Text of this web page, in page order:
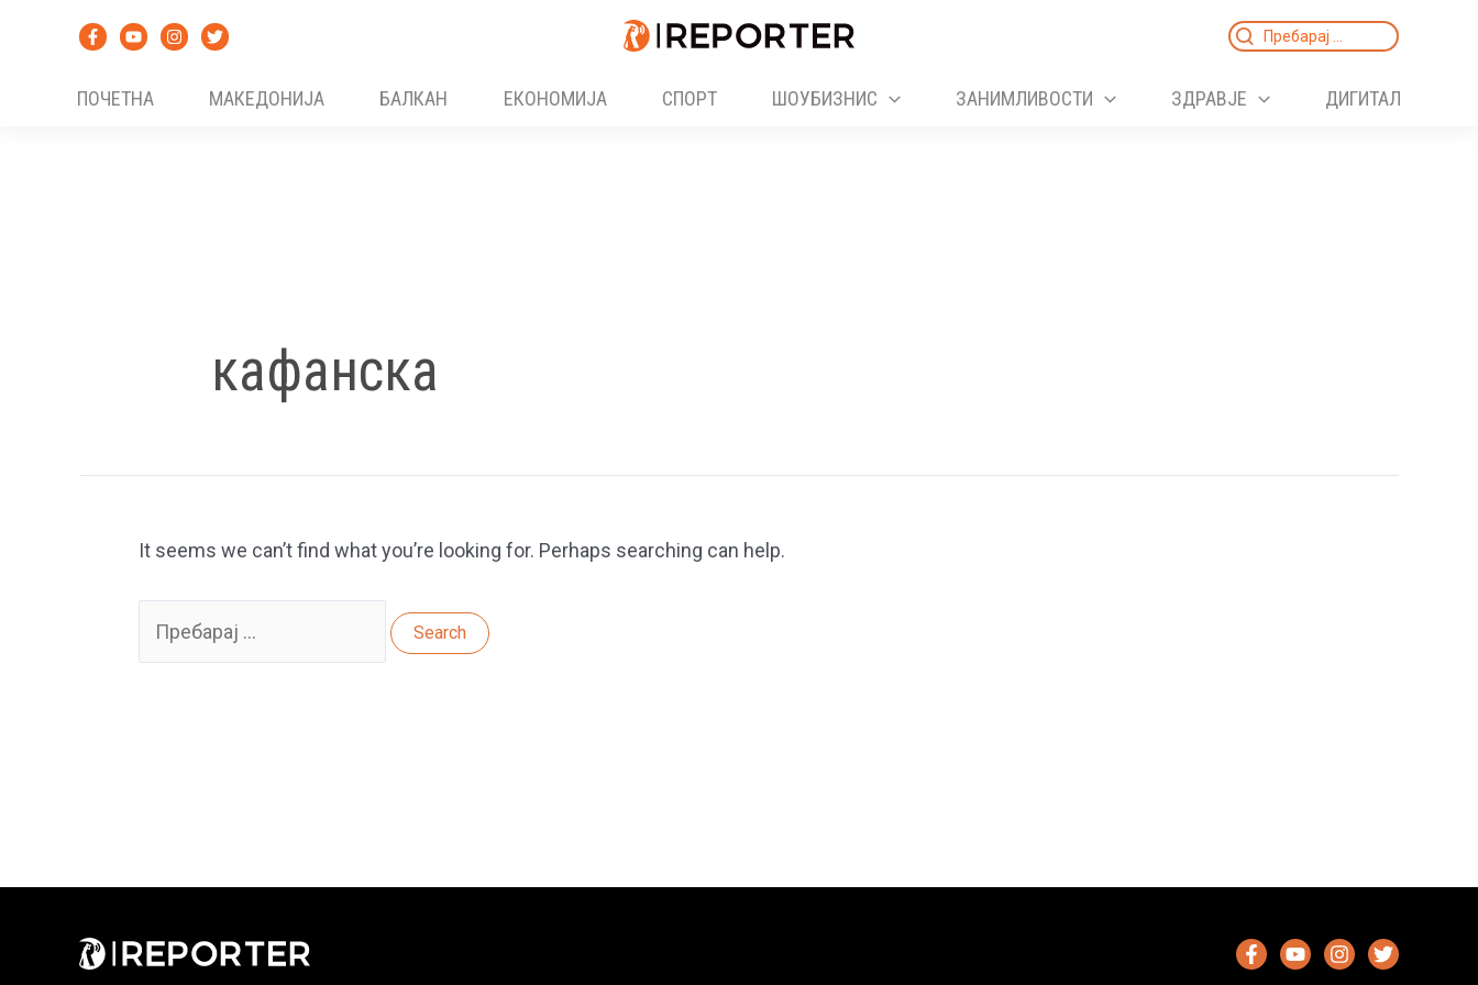
Search
ПОЧЕТНА
МАКЕДОНИЈА БАЛКАН ЕКОНОМИЈА СПОРТ ШОУБИЗНИС ЗАНИМЛИВОСТИ ЗДРАВЈЕ ДИГИТАЛ
кафанска
It seems we can’t find what you’re looking for. Perhaps searching can help.
for: